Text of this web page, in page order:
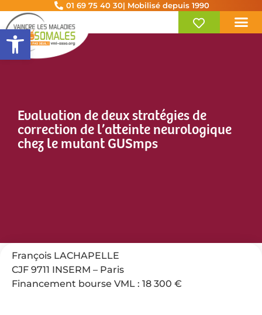
Ouvrir la barre d’outils
01 69 75 40 30| Mobilisé depuis 1990
Evaluation de deux stratégies de
correction de l’atteinte neurologique
chez le mutant GUSmps
François LACHAPELLE
CJF 9711 INSERM – Paris
Financement bourse VML : 18 300 €